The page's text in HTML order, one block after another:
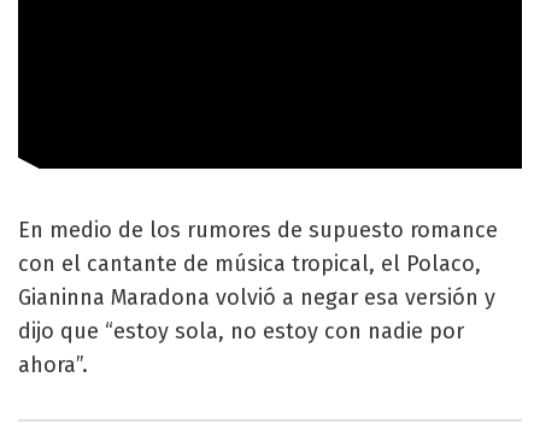
En medio de los rumores de supuesto romance
con el cantante de música tropical, el Polaco,
Gianinna Maradona volvió a negar esa versión y
dijo que “estoy sola, no estoy con nadie por
ahora”.